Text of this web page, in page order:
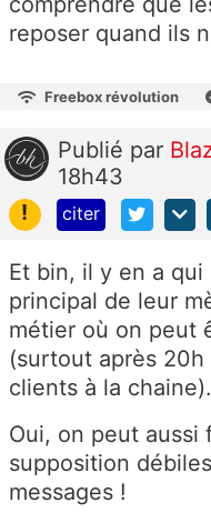
reposer quand ils
Freebox révolution
Publié par
18h43
!
citer
Et bin, il y en a
principal de leur
métier où on peut
(surtout après
clients à la chaine).
Oui, on peut aussi
supposition
messages !